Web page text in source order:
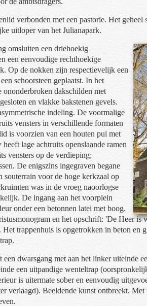
verbonden met een pastorie. Het
uitloper van het Julianapark.
omsluiten een driehoekig
een eenvoudige rechthoekige
Op de nokken zijn respectievelijk een
schoorsteen geplaatst. In het
dakschilden met
en vlakke bakstenen gevels.
indeling. De voormalige
vensters in verschillende formaten
is voorzien van een houten pui met
lage achtruits openslaande ramen
vensters op de verdieping;
De enigszins ingegraven begane
souterrain voor de hoge kerkzaal op
was in de vroeg naoorlogse
De ingang aan het voorplein
onder een betonnen latei met boog.
en het opschrift: 'De Heer
trappenhuis is opgetrokken in beton en
een dwarsgang met aan het linker uiteinde
een uitpandige wenteltrap
is uitermate sober en eenvoudig
verlaagd). Beeldende kunst ontbreekt.